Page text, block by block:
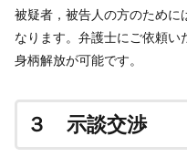
被疑者，被告人の方のために
なります。弁護士にご依頼
身柄解放が可能です。
３ 示談交渉